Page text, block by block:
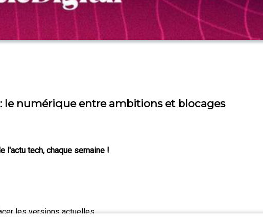
le numérique entre ambitions et blocages
l'actu tech, chaque semaine !
les versions actuelles